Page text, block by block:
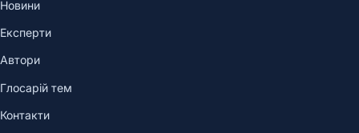
Новини
Експерти
Автори
Глосарій тем
Контакти